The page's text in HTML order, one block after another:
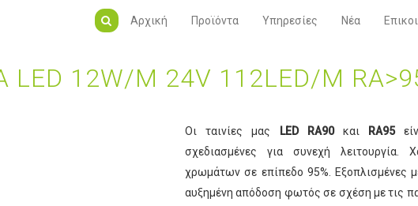
Αρχική Προϊόντα Υπηρεσίες Νέα
LED 12W/M 24V 112LED/M
Οι ταινίες μας LED RA90και RA95
σχεδιασμένες για συνεχή λειτουργία.
χρωμάτων σε επίπεδο 95%. Εξοπλισμένες
αυξημένη απόδοση φωτός σε σχέση με τις